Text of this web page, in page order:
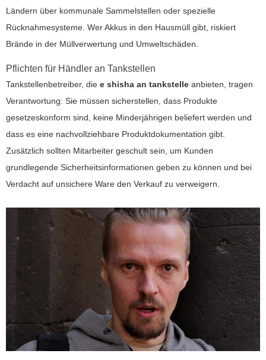
Ländern über kommunale Sammelstellen oder spezielle
Rücknahmesysteme. Wer Akkus in den Hausmüll gibt, riskiert
Brände in der Müllverwertung und Umweltschäden.
Pflichten für Händler an Tankstellen
Tankstellenbetreiber, die e shisha an tankstelle anbieten, tragen
Verantwortung: Sie müssen sicherstellen, dass Produkte
gesetzeskonform sind, keine Minderjährigen beliefert werden und
dass es eine nachvollziehbare Produktdokumentation gibt.
Zusätzlich sollten Mitarbeiter geschult sein, um Kunden
grundlegende Sicherheitsinformationen geben zu können und bei
Verdacht auf unsichere Ware den Verkauf zu verweigern.